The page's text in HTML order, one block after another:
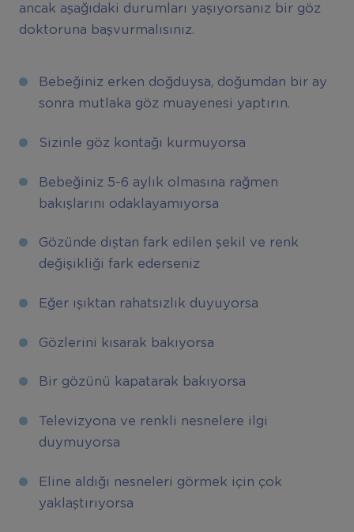
ancak aşağıdaki durumları yaşıyorsanız bir göz
doktoruna başvurmalısınız.
Bebeğiniz erken doğduysa, doğumdan bir ay
sonra mutlaka göz muayenesi yaptırın.
Sizinle göz kontağı kurmuyorsa
Bebeğiniz 5-6 aylık olmasına rağmen
bakışlarını odaklayamıyorsa
Gözünde dıştan fark edilen şekil ve renk
değişikliği fark ederseniz
Eğer ışıktan rahatsızlık duyuyorsa
Gözlerini kısarak bakıyorsa
Bir gözünü kapatarak bakıyorsa
Televizyona ve renkli nesnelere ilgi
duymuyorsa
Eline aldığı nesneleri görmek için çok
yaklaştırıyorsa